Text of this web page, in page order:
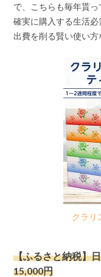
で、こちらも毎年貰っ
確実に購入する生活
出費を削る賢い使い方
クラリ
【ふるさと納税】
15,000円